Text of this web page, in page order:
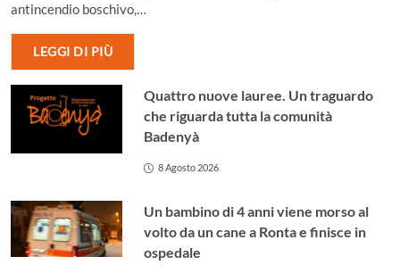
antincendio boschivo,…
LEGGI DI PIÙ
Quattro nuove lauree. Un traguardo
che riguarda tutta la comunità
Badenyà
8 Agosto 2026
Un bambino di 4 anni viene morso al
volto da un cane a Ronta e finisce in
ospedale